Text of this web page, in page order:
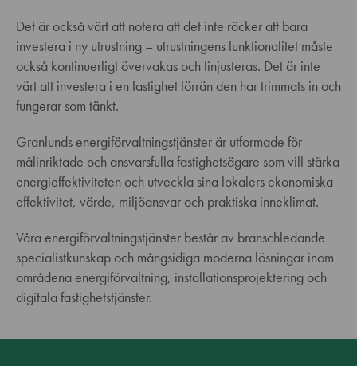
Det är också värt att notera att det inte räcker att bara
investera i ny utrustning – utrustningens funktionalitet måste
också kontinuerligt övervakas och finjusteras. Det är inte
värt att investera i en fastighet förrän den har trimmats in och
fungerar som tänkt.
Granlunds energiförvaltningstjänster är utformade för
målinriktade och ansvarsfulla fastighetsägare som vill stärka
energieffektiviteten och utveckla sina lokalers ekonomiska
effektivitet, värde, miljöansvar och praktiska inneklimat.
Våra energiförvaltningstjänster består av branschledande
specialistkunskap och mångsidiga moderna lösningar inom
områdena energiförvaltning, installationsprojektering och
digitala fastighetstjänster.